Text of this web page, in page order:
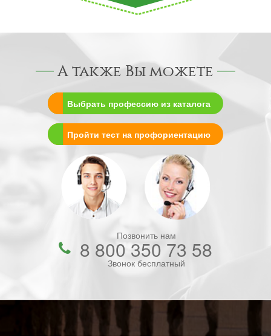
А также Вы можете
Выбрать профессию из каталога
Пройти тест на профориентацию
Позвонить нам
8 800 350 73 58
Звонок бесплатный